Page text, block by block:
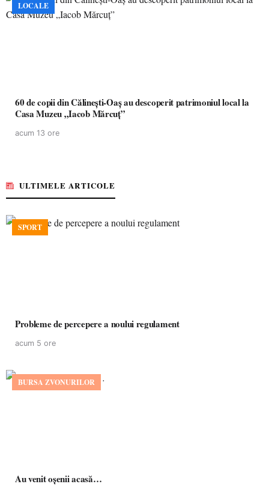
LOCALE
60 de copii din Călinești-Oaș au descoperit patrimoniul local la
Casa Muzeu „Iacob Mărcuț”
acum 13 ore
ULTIMELE ARTICOLE
SPORT
Probleme de percepere a noului regulament
acum 5 ore
BURSA ZVONURILOR
Au venit oșenii acasă…